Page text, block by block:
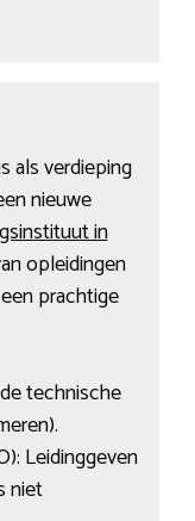
als verdieping
nieuwe
in
opleidingen
prachtige
technische
Leidinggeven
niet